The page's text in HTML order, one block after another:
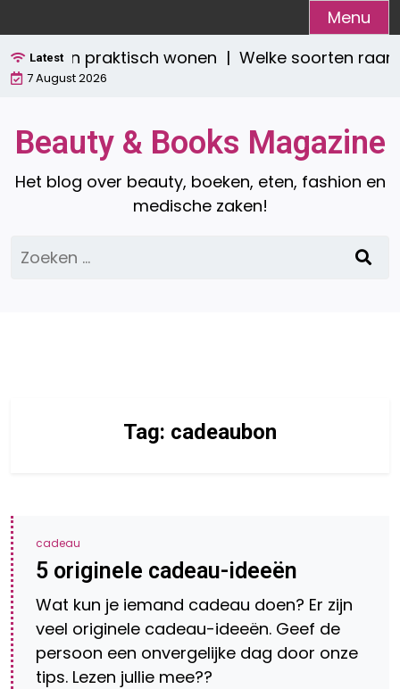
naar
de
inhoud
Menu
Latestén praktisch wonen | Welke soorten
7 August 2026
Beauty & Books Magazine
Het blog over beauty, boeken, eten, fashion en
medische zaken!
Zoeken
naar:
Tag: cadeaubon
cadeau
5 originele cadeau-ideeën
Wat kun je iemand cadeau doen? Er zijn
veel originele cadeau-ideeën. Geef de
persoon een onvergelijke dag door onze
tips. Lezen jullie mee??